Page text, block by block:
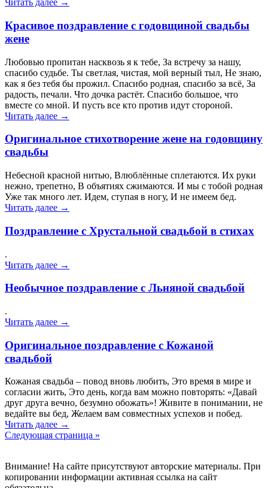
Читать далее →
Красивое поздравление с годовщиной свадьбы
жене
Любовью пропитан насквозь я к тебе, За встречу за нашу,
спасибо судьбе. Ты светлая, чистая, мой верный тыл, Не знаю,
как я без тебя бы прожил. Спасибо родная, спасибо за всё, За
радость, печали. Что дочка растёт. Спасибо большое, что
вместе со мной. И пусть все кто против идут стороной.
Читать далее →
Оригинальное стихотворение жене на годовщину
свадьбы
Небесной красной нитью, Влюблённые сплетаются. Их руки
нежно, трепетно, В объятиях сжимаются. И мы с тобой родная
Уже так много лет. Идем, ступая в ногу, И не имеем бед.
Читать далее →
Поздравление с Хрустальной свадьбой в стихах
.
Читать далее →
Необычное поздравление с Льняной свадьбой
.
Читать далее →
Оригинальное поздравление с Кожаной
свадьбой
Кожаная свадьба – повод вновь любить, Это время в мире и
согласии жить, Это день, когда вам можно повторять: «Давай
друг друга вечно, безумно обожать»! Живите в понимании, не
ведайте вы бед, Желаем вам совместных успехов и побед.
Читать далее →
Следующая страница »
Внимание! На сайте присутствуют авторские материалы. При
копировании информации активная ссылка на сайт